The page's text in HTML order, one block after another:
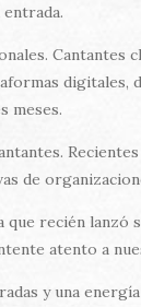
Cantantes
meses.
de
recién lanzó
atento a
y una